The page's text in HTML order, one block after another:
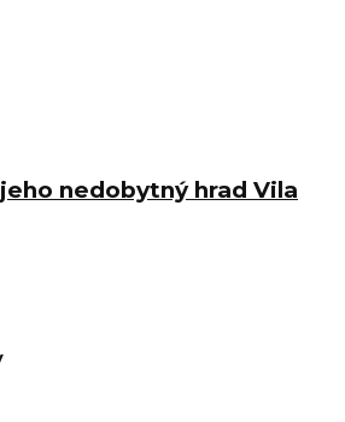
nedobytný hrad Vila